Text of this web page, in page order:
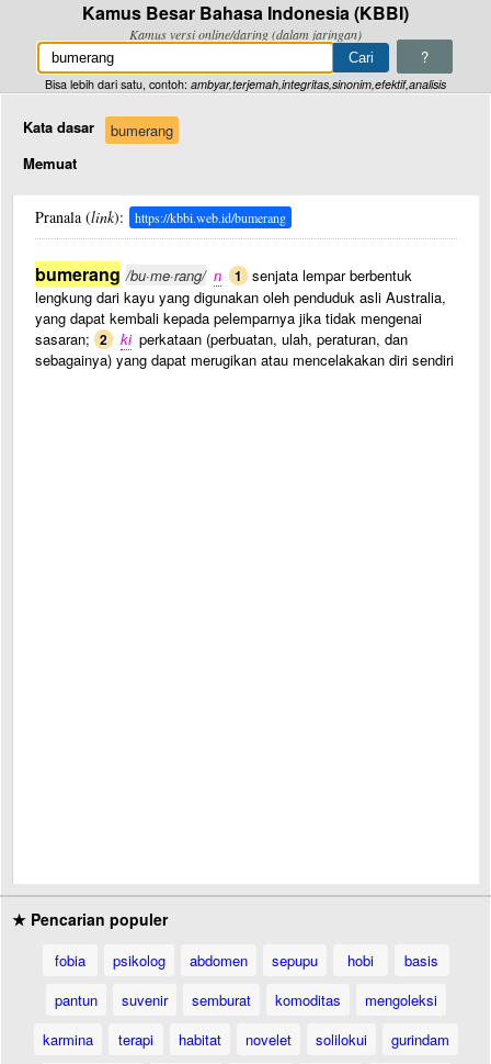
Kamus Besar Bahasa Indonesia (KBBI)
Kamus versi online/daring (dalam jaringan)
?
Bisa lebih dari satu, contoh: ambyar,terjemah,integritas,sinonim,efektif,analisis
Kata dasar
bumerang
Memuat
Pranala (link): https://kbbi.web.id/bumerang
bumerang /bu·me·rang/ n 1 senjata lempar berbentuk
lengkung dari kayu yang digunakan oleh penduduk asli Australia,
yang dapat kembali kepada pelemparnya jika tidak mengenai
sasaran; 2 ki perkataan (perbuatan, ulah, peraturan, dan
sebagainya) yang dapat merugikan atau mencelakakan diri sendiri
★ Pencarian populer
fobia psikolog abdomen sepupu hobi
basis
pantun
suvenir semburat komoditas
mengoleksi
karmina
terapi habitat novelet solilokui
gurindam